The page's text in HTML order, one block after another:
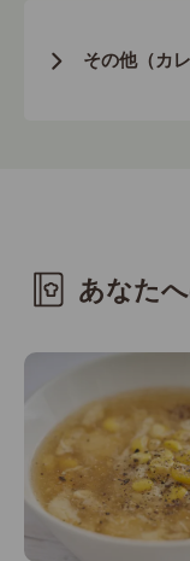
その他（カ
あなた